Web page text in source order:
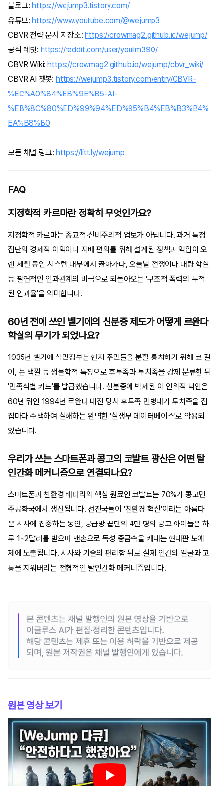
블로그:https://wejump3.tistory.com/
유튜브:https://www.youtube.com/@wejump3
CBVR 전략 문서 저장소:https://crowmag2.github.io/wejump/
공식 레딧: https://reddit.com/user/youlim390/
CBVR Wiki:https://crowmag2.github.io/wejump/cbvr_wiki/
CBVR AI 챗봇:https://wejump3.tistory.com/entry/CBVR-
%EC%A0%84%EB%9E%B5-AI-
%EB%8C%80%ED%99%94%ED%95%B4%EB%B3%B4%
EA%B8%B0
모든 채널 링크:https://litt.ly/wejump
FAQ
지정학적 카르마란 정확히 무엇인가요?
지정학적 카르마는 종교적·신비주의적 업보가 아닙니다. 과거 특정
집단의 경제적 이익이나 지배 편의를 위해 설계된 정책과 억압이 오
랜 세월 동안 시스템 내부에서 곪아가다, 오늘날 전쟁이나 대량 학살
등 필연적인 인과관계의 비극으로 되돌아오는 '구조적 폭력의 누적
된 인과율'을 의미합니다.
60년 전에 쓰인 벨기에의 신분증 제도가 어떻게 르완다
학살의 무기가 되었나요?
1935년 벨기에 식민정부는 현지 주민들을 분할 통치하기 위해 코 길
이, 눈 색깔 등 생물학적 특징으로 후투족과 투치족을 강제 분류한 뒤
'민족식별 카드'를 발급했습니다. 신분증에 박제된 이 인위적 낙인은
60년 뒤인 1994년 르완다 내전 당시 후투족 민병대가 투치족을 집
집마다 수색하여 살해하는 완벽한 '살생부 데이터베이스'로 악용되
었습니다.
우리가 쓰는 스마트폰과 콩고의 코발트 광산은 어떤 탈
인간화 메커니즘으로 연결되나요?
스마트폰과 친환경 배터리의 핵심 원료인 코발트는 70%가 콩고민
주공화국에서 생산됩니다. 선진국들이 '친환경 혁신'이라는 아름다
운 서사에 집중하는 동안, 공급망 끝단의 4만 명의 콩고 아이들은 하
루 1~2달러를 받으며 맨손으로 독성 중금속을 캐내는 현대판 노예
제에 노출됩니다. 서사와 기술의 편리함 뒤로 실제 인간의 얼굴과 고
통을 지워버리는 전형적인 탈인간화 메커니즘입니다.
원본 영상 보기